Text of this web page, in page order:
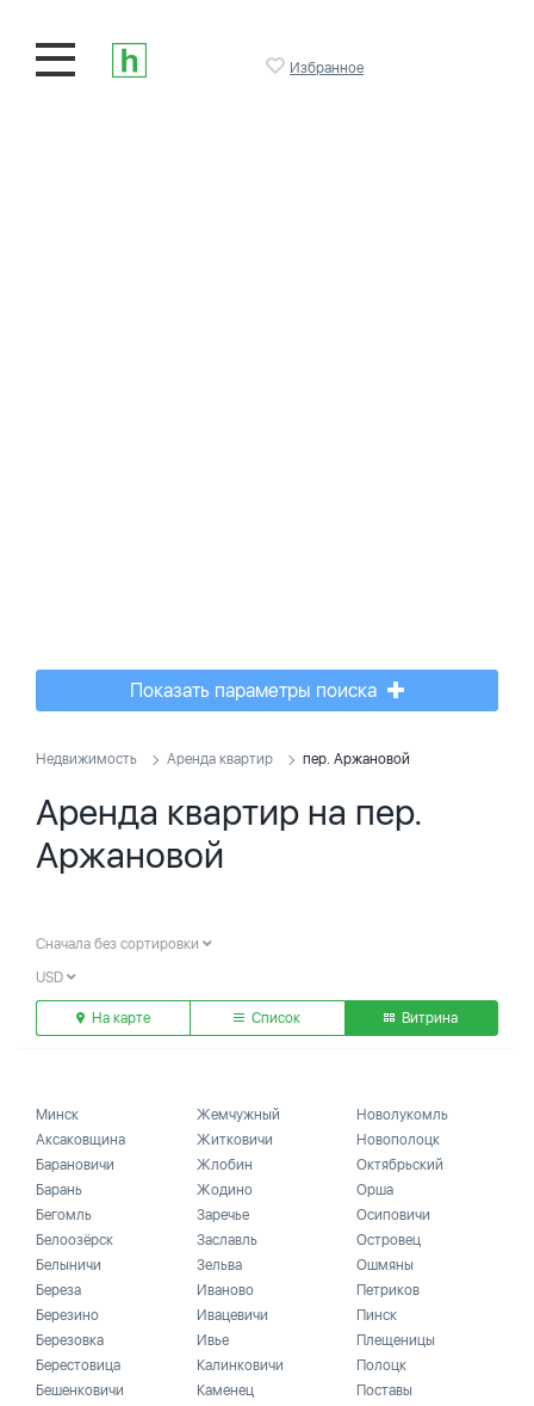
Избранное
Показать параметры поиска
Недвижимость Аренда квартир пер. Аржановой
Аренда квартир на пер.
Аржановой
Сначала без сортировки
USD
На карте Список Витрина
Минск
Аксаковщина
Барановичи
Барань
Бегомль
Белоозёрск
Белыничи
Береза
Березино
Березовка
Берестовица
Бешенковичи
Жемчужный
Житковичи
Жлобин
Жодино
Заречье
Заславль
Зельва
Иваново
Ивацевичи
Ивье
Калинковичи
Каменец
Новолукомль
Новополоцк
Октябрьский
Орша
Осиповичи
Островец
Ошмяны
Петриков
Пинск
Плещеницы
Полоцк
Поставы